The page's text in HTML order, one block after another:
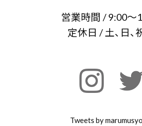
営業時間 / 9:00～
定休日 / 土、日、
Tweets by